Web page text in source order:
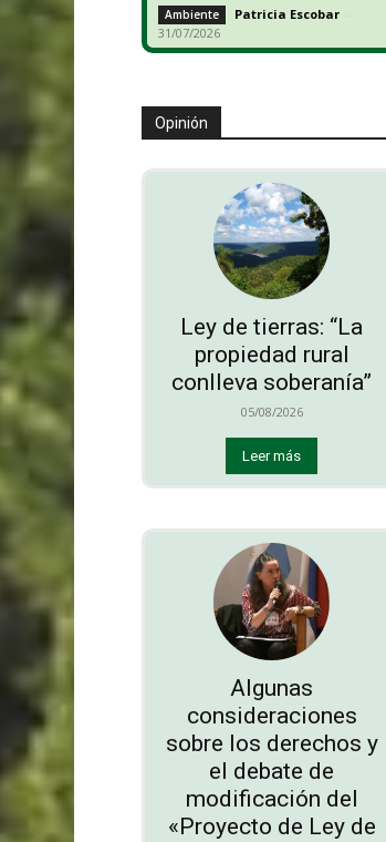
Ambiente Patricia Escobar -
31/07/2026
Opinión
Ley de tierras: “La
propiedad rural
conlleva soberanía”
05/08/2026
Leer más
Algunas
consideraciones
sobre los derechos y
el debate de
modificación del
«Proyecto de Ley de